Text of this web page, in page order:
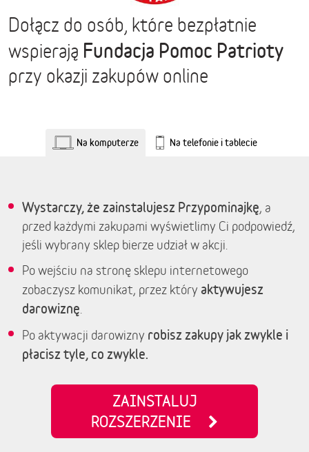
Dołącz do osób, które bezpłatnie
wspierają Fundacja Pomoc Patrioty
przy okazji zakupów online
Na komputerze Na telefonie i tablecie
Wystarczy, że zainstalujesz Przypominajkę, a
przed każdymi zakupami wyświetlimy Ci podpowiedź,
jeśli wybrany sklep bierze udział w akcji.
Po wejściu na stronę sklepu internetowego
zobaczysz komunikat, przez który aktywujesz
darowiznę
Po aktywacji darowizny robisz zakupy jak zwykle i
płacisz tyle, co zwykle.
ZAINSTALUJ
ROZSZERZENIE